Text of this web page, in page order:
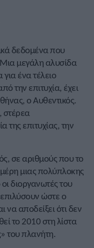
δεδομένα που
μεγάλη αλυσίδα
ένα τέλειο
την επιτυχία, έχει
ο Αυθεντικός.
στέρεα
της επιτυχίας, την
σε αριθμούς που το
μέρη μιας πολύπλοκης
διοργανωτές του
ώστε ο
να αποδείξει ότι δεν
το 2010 στη λίστα
» του πλανήτη.